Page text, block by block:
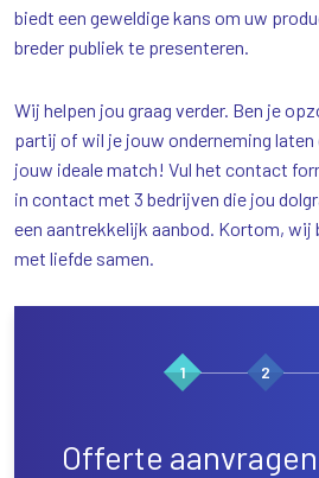
biedt een geweldige kans om uw
breder publiek te presenteren.
Wij helpen jou graag verder. Ben je
partij of wil je jouw onderneming laten
jouw ideale match! Vul het contact
in contact met 3 bedrijven die jou
een aantrekkelijk aanbod. Kortom, wij
met liefde samen.
1 2
Offerte